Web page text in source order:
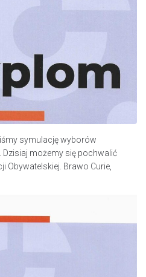
symulację wyborów
możemy się pochwalić
Obywatelskiej. Brawo Curie,